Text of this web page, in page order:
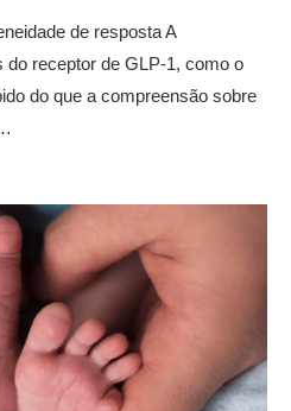
de resposta A
do receptor de GLP-1, como o
do que a compreensão sobre